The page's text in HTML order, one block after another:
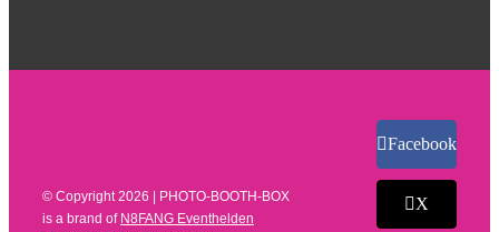
© Copyright2026 | PHOTO-BOOTH-BOX
is a brand of N8FANG Eventhelden
Facebook
X